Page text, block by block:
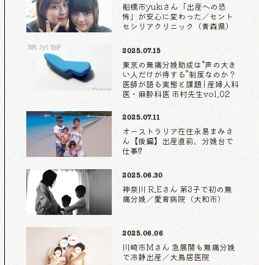
船橋市yukiさん「出産への恐
怖」が安心に変わった／セント
セシリアクリニック（青森県）
2025.07.15
東京の無痛分娩助成は“声の大き
い人だけが得する”制度なのか？
医師が語る実態と課題 | 産婦人科
医・麻酔科医 市村先生vol.02
2025.07.11
オーストラリア在住永易まみさ
ん【後編】出産直前、分娩台で
仕事⁉
2025.06.30
神奈川 R.Eさん 第3子で初の無
痛分娩／愛育病院（大和市）
2025.06.06
川崎市Mさん 急展開も無痛分娩
で冷静出産／大鳥居医院